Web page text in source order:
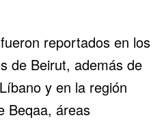
reportados en los
de Beirut, además de
y en la región
Beqaa, áreas